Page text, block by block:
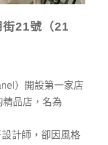
街21號（21
）開設第一家店
品店，名為
計師，卻因風格